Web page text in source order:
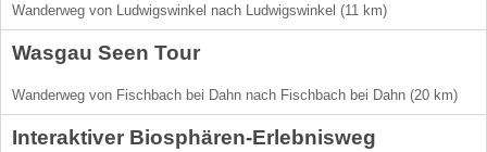
Wanderweg von Ludwigswinkel nach Ludwigswinkel (11 km)
Wasgau Seen Tour
Wanderweg von Fischbach bei Dahn nach Fischbach bei Dahn (20 km)
Interaktiver Biosphären-Erlebnisweg